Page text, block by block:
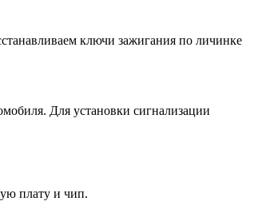
ключи зажигания по личинке
Для установки сигнализации
плату и чип.